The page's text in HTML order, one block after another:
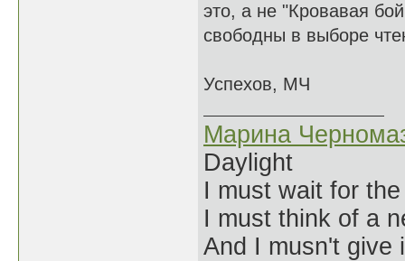
это, а не "Кровавая
свободны в выборе
Успехов, МЧ
Марина
Daylight
I must wait for
I must think of a
And I musn't give